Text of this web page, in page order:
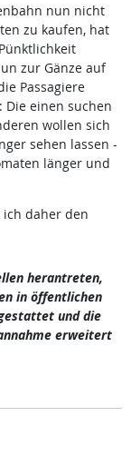
nun nicht
zu kaufen, hat
zur Gänze auf
Passagiere
einen suchen
wollen sich
sehen lassen -
länger und
ich daher den
herantreten,
in öffentlichen
und die
erweitert